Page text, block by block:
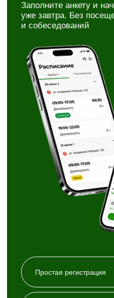
Скачать X5 Jobs
Районы на выбор
Самостоятельное планирование смен